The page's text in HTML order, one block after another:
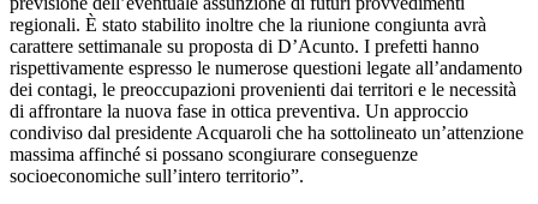
regionali. È stato stabilito inoltre che la riunione congiunta avrà
carattere settimanale su proposta di D’Acunto. I prefetti hanno
rispettivamente espresso le numerose questioni legate all’andamento
dei contagi, le preoccupazioni provenienti dai territori e le necessità
di affrontare la nuova fase in ottica preventiva. Un approccio
condiviso dal presidente Acquaroli che ha sottolineato un’attenzione
massima affinché si possano scongiurare conseguenze
socioeconomiche sull’intero territorio”.